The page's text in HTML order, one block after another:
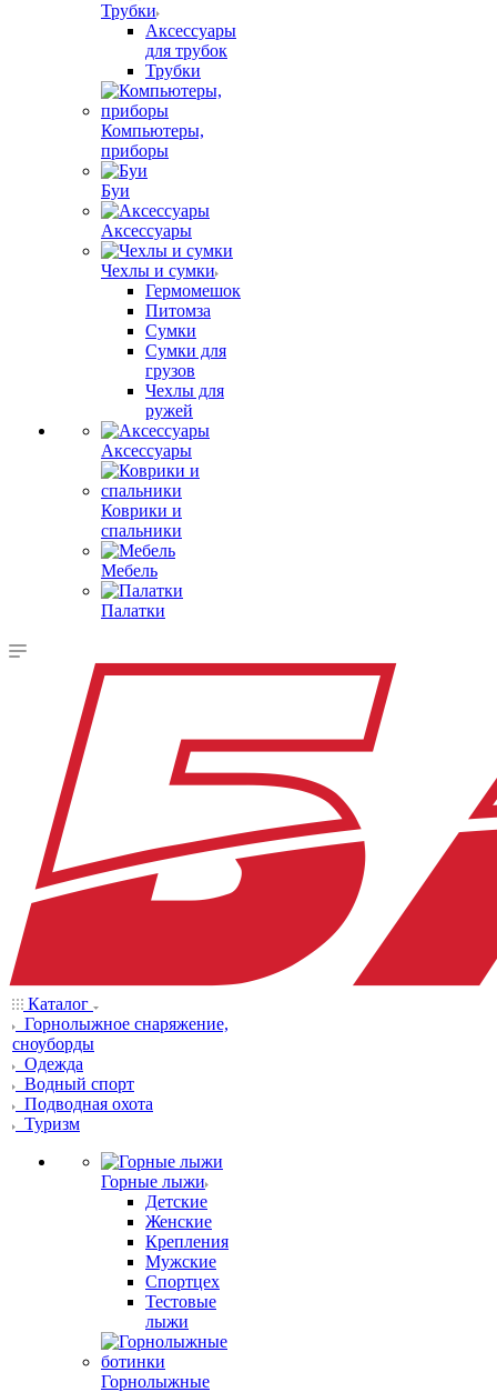
Трубки
Аксессуары
для трубок
Трубки
Компьютеры,
приборы
Буи
Аксессуары
Чехлы и сумки
Гермомешок
Питомза
Сумки
Сумки для
грузов
Чехлы для
ружей
Аксессуары
Коврики и
спальники
Мебель
Палатки
Каталог
Горнолыжное снаряжение,
сноуборды
Одежда
Водный спорт
Подводная охота
Туризм
Горные лыжи
Детские
Женские
Крепления
Мужские
Спортцех
Тестовые
лыжи
Горнолыжные